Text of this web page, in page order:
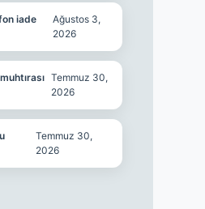
iade
Ağustos 3,
2026
Temmuz 30,
2026
Temmuz 30,
2026